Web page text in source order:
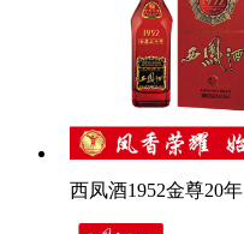
西凤酒1952金尊20年